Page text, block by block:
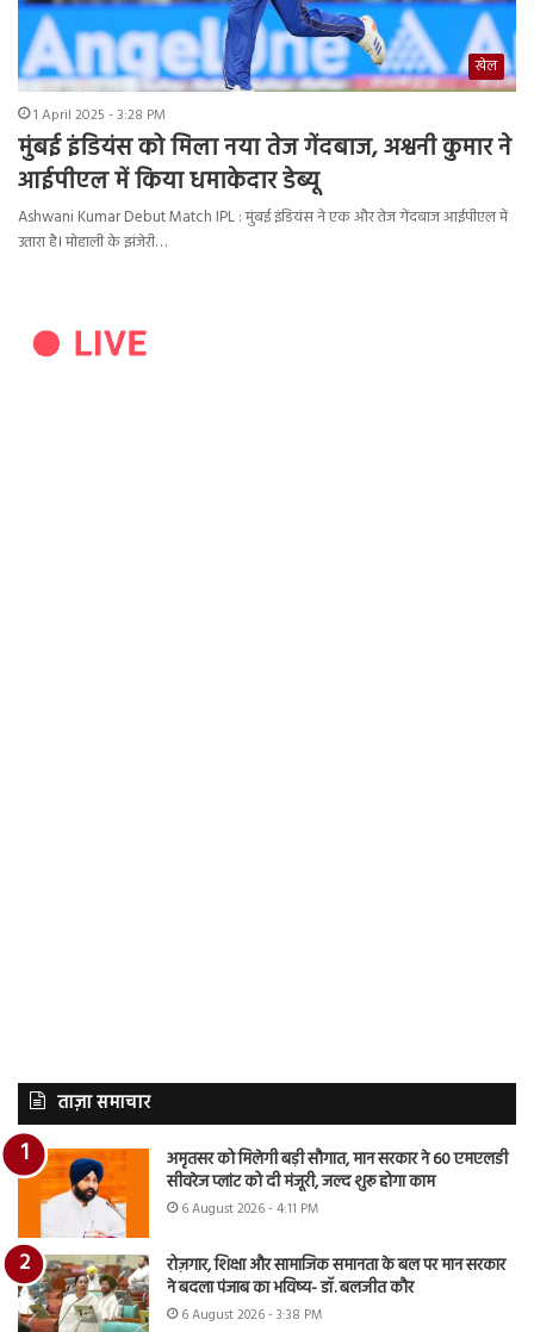
खेल
1 April 2025 - 3:28 PM
मुंबई इंडियंस को मिला नया तेज गेंदबाज, अश्वनी कुमार ने
आईपीएल में किया धमाकेदार डेब्यू
Ashwani Kumar Debut Match IPL : मुंबई इंडियंस ने एक और तेज गेंदबाज आईपीएल में
उतारा है। मोहाली के झंजेरी…
ताज़ा समाचार
अमृतसर को मिलेगी बड़ी सौगात, मान सरकार ने 60 एमएलडी
सीवरेज प्लांट को दी मंजूरी, जल्द शुरू होगा काम
6 August 2026 - 4:11 PM
रोज़गार, शिक्षा और सामाजिक समानता के बल पर मान सरकार
ने बदला पंजाब का भविष्य- डॉ. बलजीत कौर
6 August 2026 - 3:38 PM